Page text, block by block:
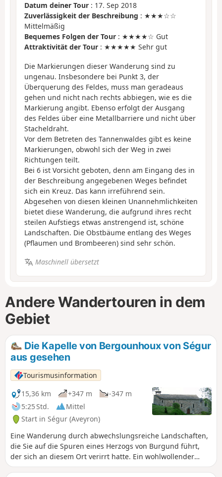
Datum deiner Tour : 17. Sep 2018
Zuverlässigkeit der Beschreibung : ★★★☆☆
Mittelmäßig
Bequemes Folgen der Tour : ★★★★☆ Gut
Attraktivität der Tour : ★★★★★ Sehr gut
Die Markierungen dieser Wanderung sind zu
ungenau. Insbesondere bei Punkt 3, der
Überquerung des Feldes, muss man geradeaus
gehen und nicht nach rechts abbiegen, wie es die
Markierung angibt. Ebenso erfolgt der Ausgang
des Feldes über eine Metallbarriere und nicht über
Stacheldraht.
Vor dem Betreten des Tannenwaldes gibt es keine
Markierungen, obwohl sich der Weg in zwei
Richtungen teilt.
Bei 6 ist Vorsicht geboten, denn am Eingang des in
der Beschreibung angegebenen Weges befindet
sich ein Kreuz. Das kann irreführend sein.
Abgesehen von diesen kleinen Unannehmlichkeiten
bietet diese Wanderung, die aufgrund ihres recht
steilen Aufstiegs etwas anstrengend ist, schöne
Landschaften. Die Obstbäume entlang des Weges
(Pflaumen und Brombeeren) sind sehr schön.
Maschinell übersetzt
Andere Wandertouren in dem
Gebiet
Die Kapelle von Bergounhoux von Ségur
aus gesehen
Tourismusinformation
15,36 km
+347 m
-347 m
5:25 Std.
Mittel
Start in Ségur (Aveyron)
Eine Wanderung durch abwechslungsreiche Landschaften,
die Sie auf die Spuren eines Herzogs von Burgund führt,
der sich an diesem Ort verirrt hatte. Ein wohlwollender
Pilger brachte ihn wieder auf den richtigen Weg nach